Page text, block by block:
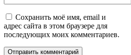
Сохранить моё имя, email и
адрес сайта в этом браузере для
последующих моих комментариев.